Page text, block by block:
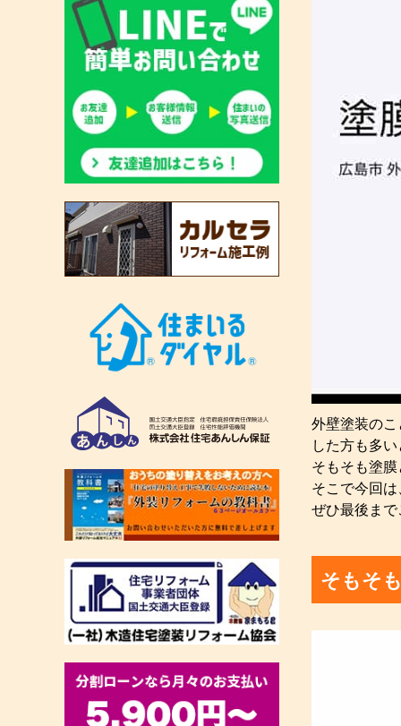
外壁塗装の
した方も多
そもそも塗
そこで今回
ぜひ最後ま
そもそ